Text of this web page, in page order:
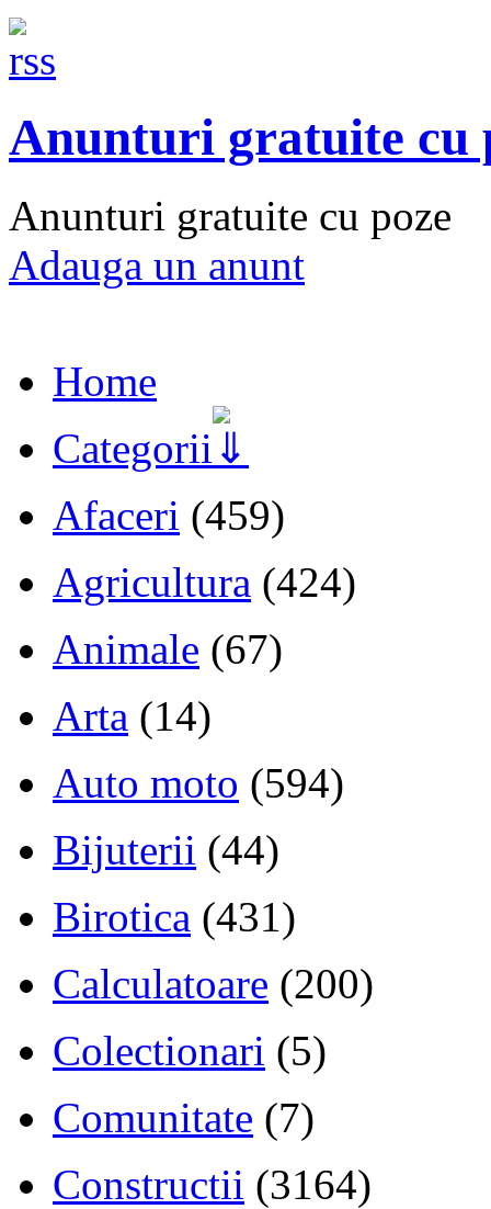
Anunturi gratuite cu
Anunturi gratuite cu poze
Adauga un anunt
Home
Categorii
Afaceri (459)
Agricultura (424)
Animale (67)
Arta (14)
Auto moto (594)
Bijuterii (44)
Birotica (431)
Calculatoare (200)
Colectionari (5)
Comunitate (7)
Constructii (3164)